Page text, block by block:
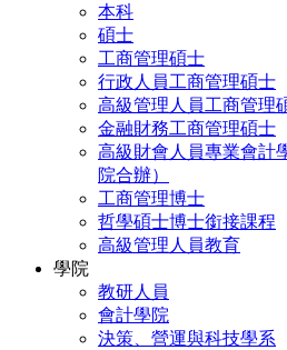
本科
碩士
工商管理碩士
行政人員工商管理碩士
高級管理人員工商管理
金融財務工商管理碩士
高級財會人員專業會計
院合辦）
工商管理博士
哲學碩士博士銜接課程
高級管理人員教育
學院
教研人員
會計學院
決策、營運與科技學系